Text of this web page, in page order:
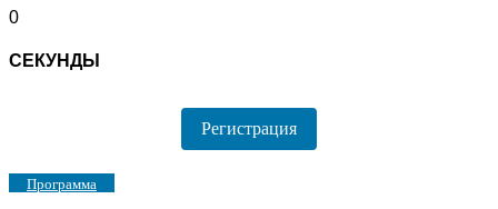
0
СЕКУНДЫ
Регистрация
Программа